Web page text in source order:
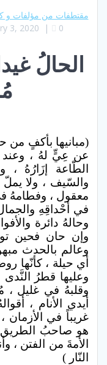
مقتطفات من مؤلفات و
3, 2020 | 0
الحالُ
(مبانيها بأكفٍ من
عن عِيٍّ لهُ ، وعند
الطّاعة إزَارُهُ ،
والسّيف ، ولا
معقول ، وفطامهُ
في أحْداقِهِ
وحالهُ دائرة
وإن حان فحين
وعالم بالحدث
أي حيلة ، كأنّها
وعليها قطرُ
وقلبهُ في غليل ،
أيدي الأنام ،
غريباً في الأزمان
هو صاحبُ الطريق
الأمةَ من الفتن ،
النّار )